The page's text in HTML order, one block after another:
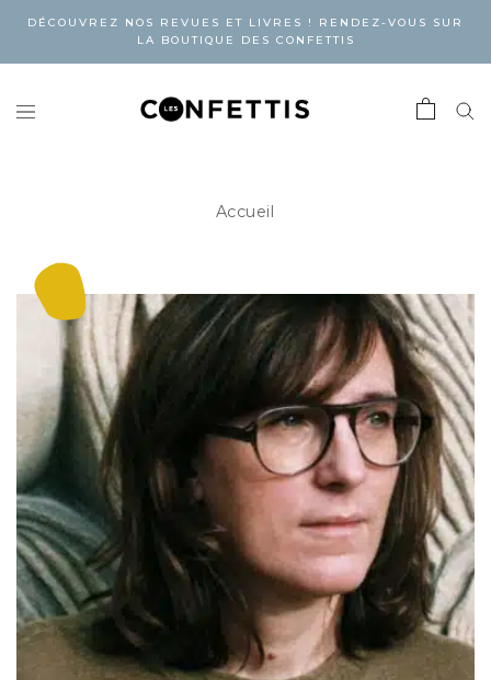
DÉCOUVREZ NOS REVUES ET LIVRES ! RENDEZ-VOUS SUR
LA BOUTIQUE DES CONFETTIS
Accueil